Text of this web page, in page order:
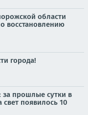
области
восстановлению
города!
прошлые сутки в
появилось 10